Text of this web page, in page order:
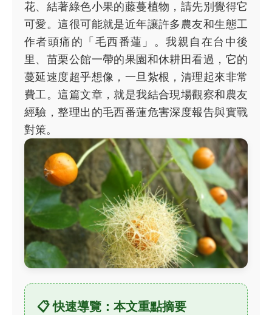
花、結著綠色小果的藤蔓植物，請先別覺得它
可愛。這很可能就是近年讓許多農友和生態工
作者頭痛的「毛西番蓮」。我親自在台中後
里、苗栗公館一帶的果園和休耕田看過，它的
蔓延速度超乎想像，一旦紮根，清理起來非常
費工。這篇文章，就是我結合現場觀察和農友
經驗，整理出的毛西番蓮危害深度報告與實戰
對策。
📋 快速導覽：本文重點摘要